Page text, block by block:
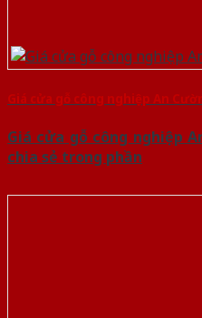
Giá cửa gỗ công nghiệp An
Giá cửa gỗ công nghiệp
chia sẻ trong phần